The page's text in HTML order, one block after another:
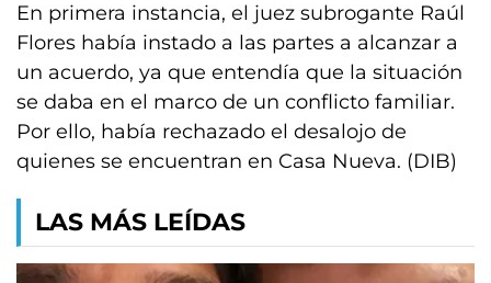
En primera instancia, el juez subrogante Raúl
Flores había instado a las partes a alcanzar a
un acuerdo, ya que entendía que la situación
se daba en el marco de un conflicto familiar.
Por ello, había rechazado el desalojo de
quienes se encuentran en Casa Nueva. (DIB)
LAS MÁS LEÍDAS